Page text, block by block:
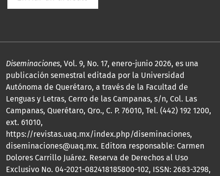
Diseminaciones, Vol. 9, No. 17, enero-junio 2026, es una
publicación semestral editada por la Universidad
Autónoma de Querétaro, a través de la Facultad de
Lenguas y Letras, Cerro de las Campanas, s/n, Col. Las
Campanas, Querétaro, Qro., C. P. 76010, Tel. (442) 192 1200,
ext. 61010,
https://revistas.uaq.mx/index.php/diseminaciones,
diseminaciones@uaq.mx. Editora responsable: Carmen
Dolores Carrillo Juárez. Reserva de Derechos al Uso
Exclusivo No. 04-2021-082418185800-102, ISSN: 2683-3298,